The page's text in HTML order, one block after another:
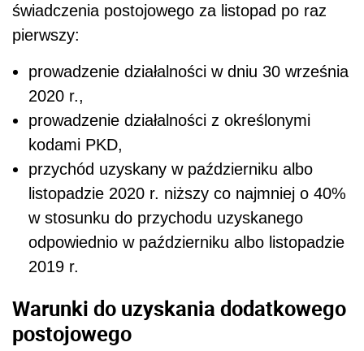
świadczenia postojowego za listopad po raz
pierwszy:
prowadzenie działalności w dniu 30 września
2020 r.,
prowadzenie działalności z określonymi
kodami PKD,
przychód uzyskany w październiku albo
listopadzie 2020 r. niższy co najmniej o 40%
w stosunku do przychodu uzyskanego
odpowiednio w październiku albo listopadzie
2019 r.
Warunki do uzyskania dodatkowego
postojowego